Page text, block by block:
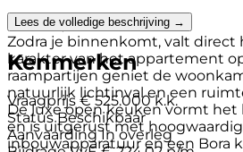
Ruimte, licht en comfort
Zodra je binnenkomt, valt direct
karakter van het appartement
raampartijen geniet de
natuurlijk lichtinval en een
De luxe open keuken vormt het
en is uitgerust met
inbouwapparatuur en een Bora
Lees de volledige beschrijving →
Kenmerken
Vraagprijs € 525.000 k.k.
Status Beschikbaar
Aanvaarding In overleg